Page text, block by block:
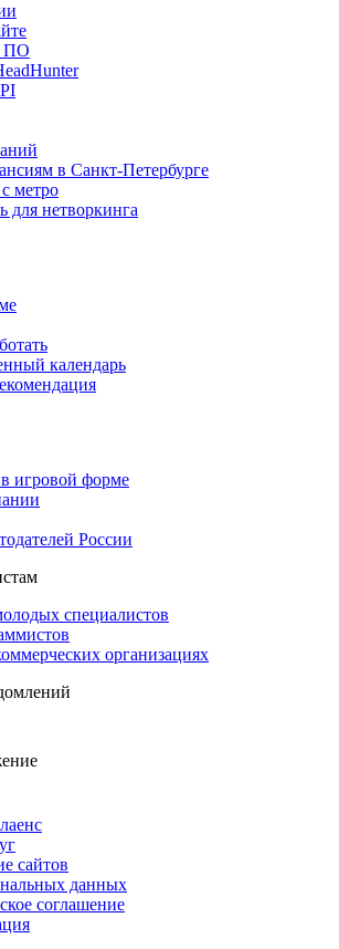
ПО
в Санкт-Петербурге
метро
для нетворкинга
календарь
игровой форме
России
специалистов
организациях
сайтов
данных
соглашение